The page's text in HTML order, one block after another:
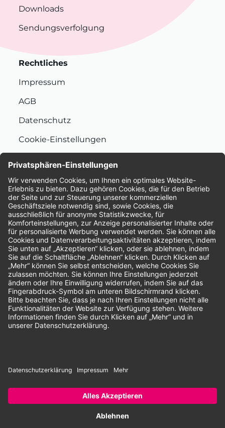
Downloads
Sendungsverfolgung
Rechtliches
Impressum
AGB
Datenschutz
Cookie-Einstellungen
Bewertungen
Unsere Zahlungsarten:
Rechnung SEPA-Lastschrift Vorkasse